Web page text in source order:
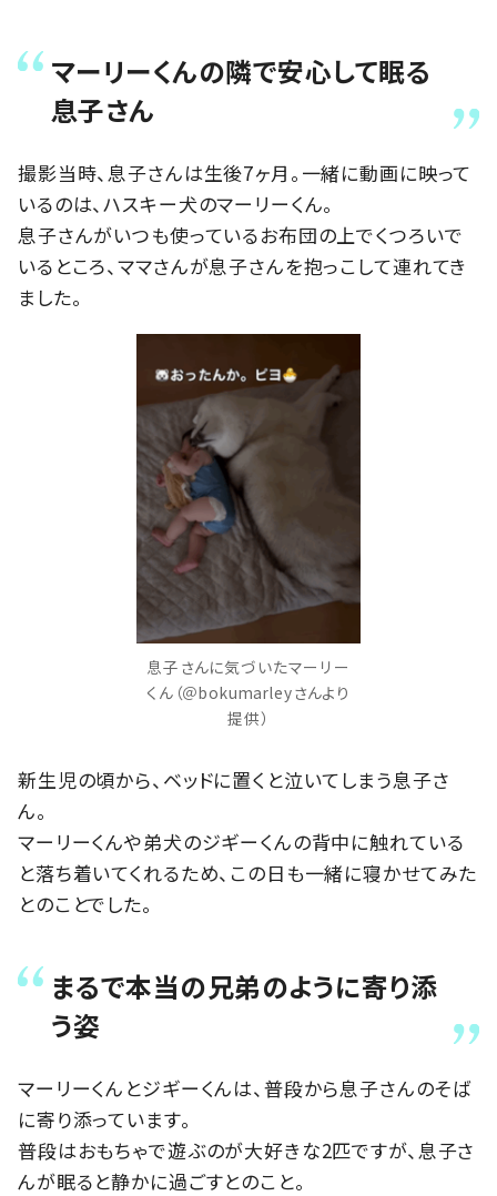
マーリーくんの隣で安心して眠る
息子さん
撮影当時、息子さんは生後7ヶ月。一緒に動画に映って
いるのは、ハスキー犬のマーリーくん。
息子さんがいつも使っているお布団の上でくつろいで
いるところ、ママさんが息子さんを抱っこして連れてき
ました。
息子さんに気づいたマーリー
くん（＠bokumarleyさんより
提供）
新生児の頃から、ベッドに置くと泣いてしまう息子さ
ん。
マーリーくんや弟犬のジギーくんの背中に触れている
と落ち着いてくれるため、この日も一緒に寝かせてみた
とのことでした。
まるで本当の兄弟のように寄り添
う姿
マーリーくんとジギーくんは、普段から息子さんのそば
に寄り添っています。
普段はおもちゃで遊ぶのが大好きな2匹ですが、息子さ
んが眠ると静かに過ごすとのこと。